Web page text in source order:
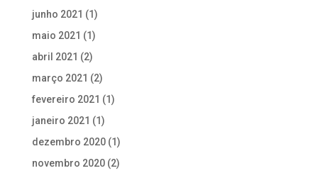
junho 2021 (1)
maio 2021 (1)
abril 2021 (2)
março 2021 (2)
fevereiro 2021 (1)
janeiro 2021 (1)
dezembro 2020(1)
novembro 2020(2)